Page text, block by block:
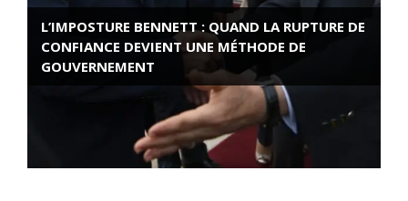
L’IMPOSTURE BENNETT : QUAND LA RUPTURE DE
CONFIANCE DEVIENT UNE MÉTHODE DE
GOUVERNEMENT
ROSE VALLAND, HEROÏNE DE LA RESISTANCE